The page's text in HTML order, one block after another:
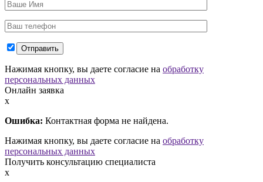
Нажимая кнопку, вы даете согласие на обработку
персональных данных
Онлайн заявка
x
Ошибка: Контактная форма не найдена.
Нажимая кнопку, вы даете согласие на обработку
персональных данных
Получить консультацию специалиста
x